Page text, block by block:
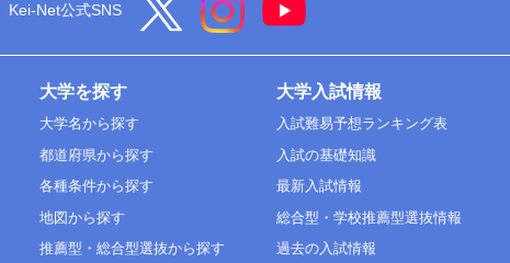
Kei-Net公式SNS
大学を探す
大学名から探す
都道府県から探す
各種条件から探す
地図から探す
推薦型・総合型選抜から探す
大学入試情報
入試難易予想ランキング表
入試の基礎知識
最新入試情報
総合型・学校推薦型選抜情報
過去の入試情報